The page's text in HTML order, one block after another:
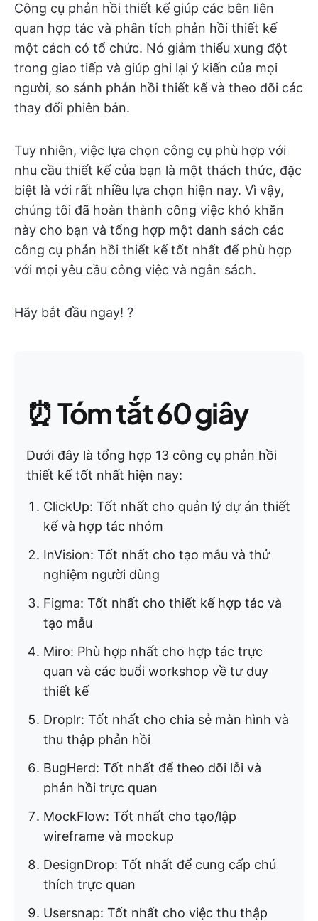
Công cụ phản hồi thiết kế giúp các bên liên
quan hợp tác và phân tích phản hồi thiết kế
một cách có tổ chức. Nó giảm thiểu xung đột
trong giao tiếp và giúp ghi lại ý kiến của mọi
người, so sánh phản hồi thiết kế và theo dõi các
thay đổi phiên bản.
Tuy nhiên, việc lựa chọn công cụ phù hợp với
nhu cầu thiết kế của bạn là một thách thức, đặc
biệt là với rất nhiều lựa chọn hiện nay. Vì vậy,
chúng tôi đã hoàn thành công việc khó khăn
này cho bạn và tổng hợp một danh sách các
công cụ phản hồi thiết kế tốt nhất để phù hợp
với mọi yêu cầu công việc và ngân sách.
Hãy bắt đầu ngay! ?
⏰Tóm tắt 60 giây
Dưới đây là tổng hợp 13 công cụ phản hồi
thiết kế tốt nhất hiện nay:
ClickUp: Tốt nhất cho quản lý dự án thiết
kế và hợp tác nhóm
InVision: Tốt nhất cho tạo mẫu và thử
nghiệm người dùng
Figma: Tốt nhất cho thiết kế hợp tác và
tạo mẫu
Miro: Phù hợp nhất cho hợp tác trực
quan và các buổi workshop về tư duy
thiết kế
Droplr: Tốt nhất cho chia sẻ màn hình và
thu thập phản hồi
BugHerd: Tốt nhất để theo dõi lỗi và
phản hồi trực quan
MockFlow: Tốt nhất cho tạo/lập
wireframe và mockup
DesignDrop: Tốt nhất để cung cấp chú
thích trực quan
Usersnap: Tốt nhất cho việc thu thập